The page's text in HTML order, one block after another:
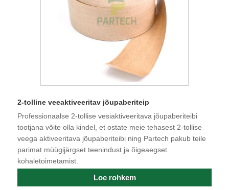
2-tolline veeaktiveeritav jõupaberiteip
Professionaalse 2-tollise vesiaktiveeritava jõupaberiteibi
tootjana võite olla kindel, et ostate meie tehasest 2-tollise
veega aktiveeritava jõupaberiteibi ning Partech pakub teile
parimat müügijärgset teenindust ja õigeaegset
kohaletoimetamist.
Loe rohkem